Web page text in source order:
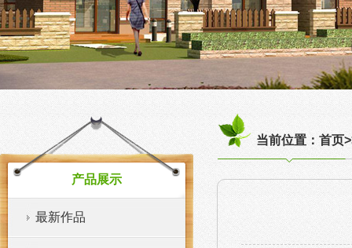
产品展示
最新作品
当前位置：首页